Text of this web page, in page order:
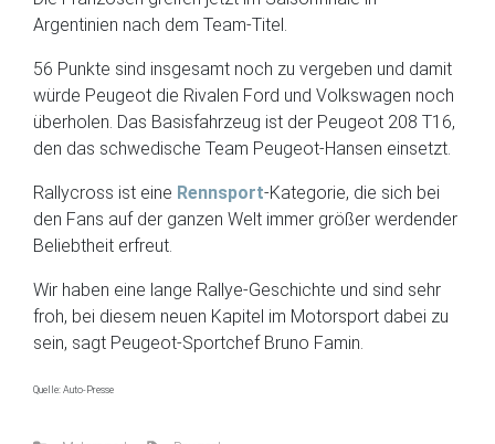
Argentinien nach dem Team-Titel.
56 Punkte sind insgesamt noch zu vergeben und damit
würde Peugeot die Rivalen Ford und Volkswagen noch
überholen. Das Basisfahrzeug ist der Peugeot 208 T16,
den das schwedische Team Peugeot-Hansen einsetzt.
Rallycross ist eine Rennsport-Kategorie, die sich bei
den Fans auf der ganzen Welt immer größer werdender
Beliebtheit erfreut.
Wir haben eine lange Rallye-Geschichte und sind sehr
froh, bei diesem neuen Kapitel im Motorsport dabei zu
sein, sagt Peugeot-Sportchef Bruno Famin.
Quelle: Auto-Presse